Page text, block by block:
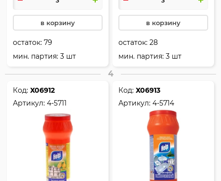
в корзину
остаток:79
мин. партия: 3 шт
в корзину
остаток:28
мин. партия: 3 шт
4
Код:Х06912
Артикул:4-5711
Код:Х06913
Артикул:4-5714